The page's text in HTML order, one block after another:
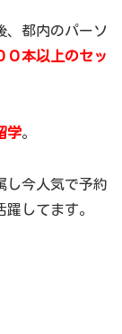
、都内のパーソ
０本以上のセッ
学。
し今人気で予約
してます。